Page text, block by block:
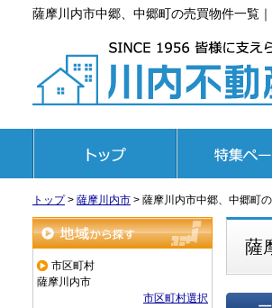
薩摩川内市中郷、中郷町の売買物件一覧
トップ> 薩摩川内市 > 薩摩川内市中郷、中郷町
地域から探す
市区町村
薩摩川内市
市区町村選択
薩